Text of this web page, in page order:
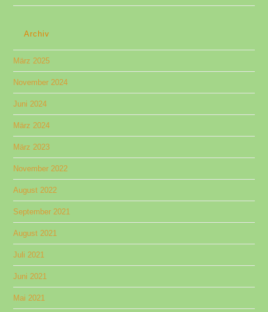
Archiv
März 2025
November 2024
Juni 2024
März 2024
März 2023
November 2022
August 2022
September 2021
August 2021
Juli 2021
Juni 2021
Mai 2021